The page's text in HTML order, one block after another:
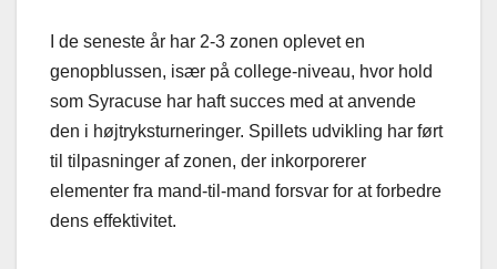
I de seneste år har 2-3 zonen oplevet en
genopblussen, især på college-niveau, hvor hold
som Syracuse har haft succes med at anvende
den i højtryksturneringer. Spillets udvikling har ført
til tilpasninger af zonen, der inkorporerer
elementer fra mand-til-mand forsvar for at forbedre
dens effektivitet.